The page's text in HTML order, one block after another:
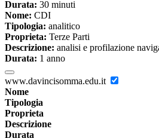
Durata: 30 minuti
Nome: CDI
Tipologia: analitico
Proprieta: Terze Parti
Descrizione: analisi e profilazione
Durata: 1 anno
www.davincisomma.edu.it
Nome
Tipologia
Proprieta
Descrizione
Durata